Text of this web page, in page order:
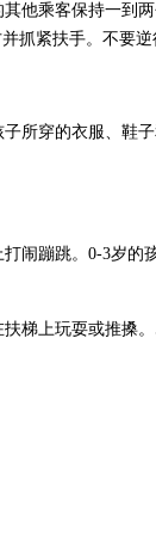
他乘客保持一到
抓紧扶手。不要
所穿的衣服、鞋
闹蹦跳。0-3岁
梯上玩耍或推搡